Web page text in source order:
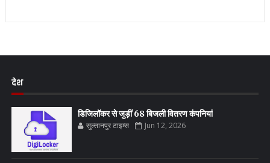
देश
डिजिलॉकर से जुड़ीं 68 बिजली वितरण कंपनियां
सुल्तानपुर टाइम्स Jun 12, 2026